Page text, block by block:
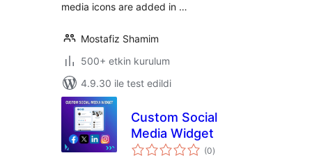
media icons are added in …
Mostafiz Shamim
500+ etkin kurulum
4.9.30 ile test edildi
Custom Social
Media Widget
(0toplam
puan
)